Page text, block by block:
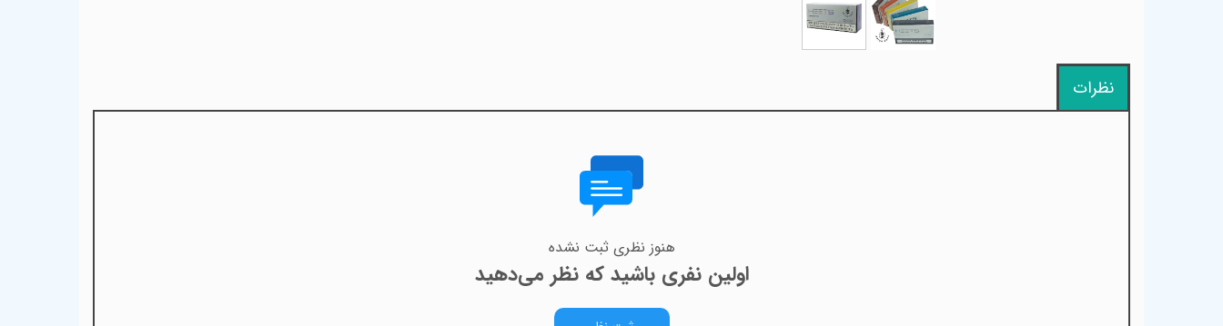
نظرات
هنوز نظری ثبت نشده
اولین نفری باشید که نظر می‌دهید